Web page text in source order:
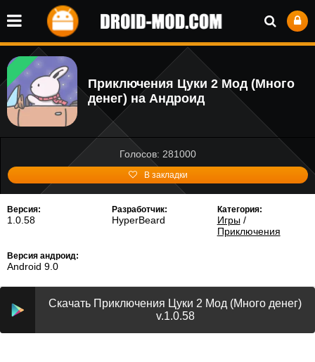
Приключения Цуки 2 Мод (Много
денег) на Андроид
Голосов: 281000
В закладки
Версия:
1.0.58
Разработчик:
HyperBeard
Категория:
Игры/
Приключения
Версия андроид:
Android 9.0
Скачать Приключения Цуки 2 Мод (Много денег)
v.1.0.58